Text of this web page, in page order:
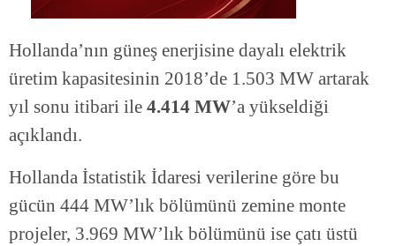
Hollanda’nın güneş enerjisine dayalı elektrik
üretim kapasitesinin 2018’de 1.503 MW artarak
yıl sonu itibari ile 4.414 MW’a yükseldiği
açıklandı.
Hollanda İstatistik İdaresi verilerine göre bu
gücün 444 MW’lık bölümünü zemine monte
projeler, 3.969 MW’lık bölümünü ise çatı üstü